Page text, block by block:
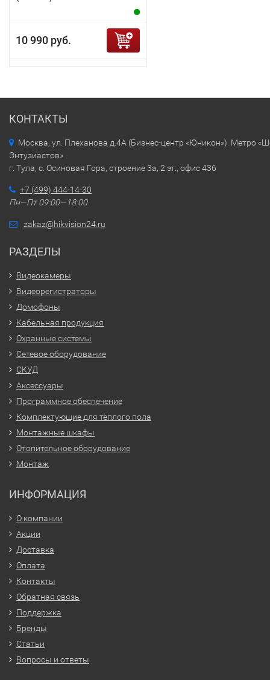
10 990 руб.
КОНТАКТЫ
Москва, ул. Плеханова д.4А (Бизнес-центр «Юникон»). Метро
Энтузиастов»
г. Тула, с. Осиновая Гора, строение 3а, 2 эт., офис 436
+7 (499) 444-14-30
Пн—Пт 09:00—18:00
zakaz@hikvision24.ru
РАЗДЕЛЫ
Видеокамеры
Видеорегистраторы
Домофоны
Кабельная продукция
Охранные системы
Сетевое оборудование
СКУД
Аксессуары
Программное обеспечение
Комплектующие для тёплого пола
Монтажные шкафы
Отопительное оборудование
Монтаж
ИНФОРМАЦИЯ
О компании
Акции
Доставка
Оплата
Контакты
Обратная связь
Поддержка
Бренды
Статьи
Вопросы и ответы